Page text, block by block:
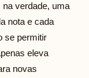
na verdade, uma
nota e cada
se permitir
eleva
novas